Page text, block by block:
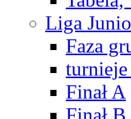
Liga
Faza
Finał A
Finał B